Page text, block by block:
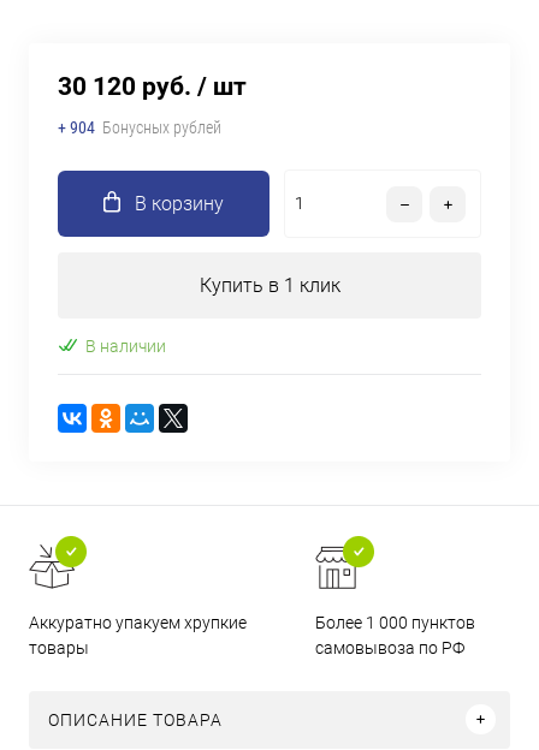
30 120 руб. / шт
+ 904 Бонусных рублей
В корзину
Купить в 1 клик
В наличии
Аккуратно упакуем хрупкие
товары
Более 1 000 пунктов
самовывоза по РФ
ОПИСАНИЕ ТОВАРА